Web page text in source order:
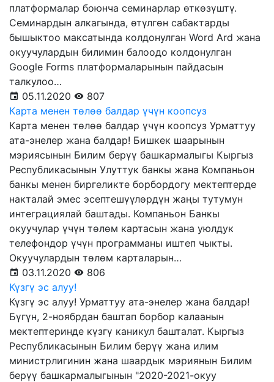
платформалар боюнча семинарлар өткөзүштү.
Семинардын алкагында, өтүлгөн сабактарды
бышыктоо максатында колдонулган Word Ard жана
окуучулардын билимин балоодо колдонулган
Google Forms платформаларынын пайдасын
талкулоо…
05.11.2020
807
Карта менен төлөө балдар үчүн коопсуз
Карта менен төлөө балдар үчүн коопсуз Урматтуу
ата-энелер жана балдар! Бишкек шаарынын
мэриясынын Билим берүү башкармалыгы Кыргыз
Республикасынын Улуттук банкы жана Компаньон
банкы менен биргеликте борбордогу мектептерде
накталай эмес эсептешүүлөрдүн жаңы тутумун
интеграциялай баштады. Компаньон Банкы
окуучулар үчүн төлөм картасын жана уюлдук
телефондор үчүн программаны иштеп чыкты.
Окуучулардын төлөм карталарын…
03.11.2020
806
Күзгү эс алуу!
Күзгү эс алуу! Урматтуу ата-энелер жана балдар!
Бүгүн, 2-ноябрдан баштап борбор калаанын
мектептеринде күзгү каникул башталат. Кыргыз
Республикасынын Билим берүү жана илим
министрлигинин жана шаардык мэриянын Билим
берүү башкармалыгынын "2020-2021-окуу